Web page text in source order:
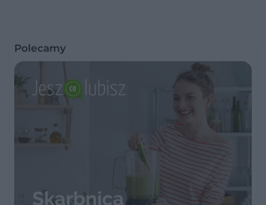
Polecamy